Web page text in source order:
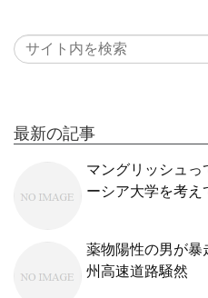
最新の記事
マングリッシュ
ーシア大学を考
薬物陽性の男が
州高速道路騒然